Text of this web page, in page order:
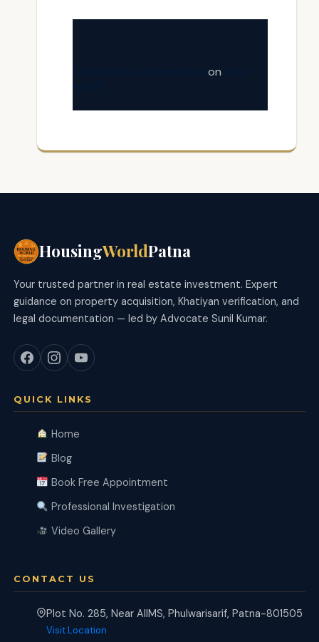
on
HousingWorldPatna
Your trusted partner in real estate investment. Expert
guidance on property acquisition, Khatiyan verification, and
legal documentation — led by Advocate Sunil Kumar.
QUICK LINKS
Home
Blog
Book Free Appointment
Professional Investigation
Video Gallery
CONTACT US
Plot No. 285, Near AIIMS, Phulwarisarif, Patna-801505
Visit Location